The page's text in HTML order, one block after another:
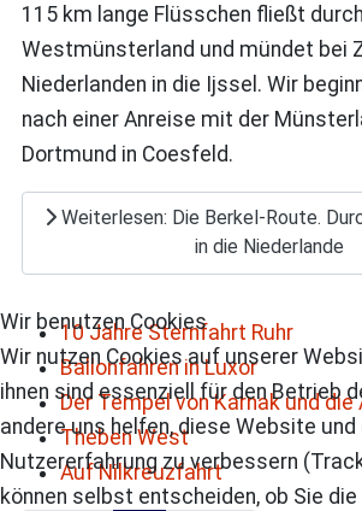
115 km lange Flüsschen fließt
Westmünsterland und mündet bei
Niederlanden in die Ijssel. Wir
nach einer Anreise mit der
Dortmund in Coesfeld.
Weiterlesen: Die Berkel-Route.
in die Niederlande
10 Jahre Sternfahrt Ruhr
Ballonfahren in Luxor
Der Tempel von Karnak und die
Theben West
Auf Nilkreuzfahrt
Wir benutzen Cookies
Wir nutzen Cookies auf unserer
ihnen sind essenziell für den Betrieb
andere uns helfen, diese Website und
Nutzererfahrung zu verbessern
können selbst entscheiden, ob Sie